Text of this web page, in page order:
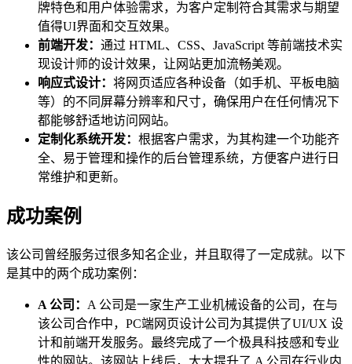
牌特色和用户体验需求，为客户定制符合其需求与期望
值得UI界面和交互效果。
前端开发： 通过 HTML、CSS、JavaScript 等前端技术实
现设计师的设计效果，让网站更加流畅美观。
响应式设计： 将网页适应各种设备（如手机、平板电脑
等）的不同屏幕分辨率和尺寸，确保用户在任何情况下
都能够舒适地访问网站。
定制化系统开发： 根据客户需求，为其构建一个功能齐
全、易于管理和操作的后台管理系统，方便客户进行日
常维护和更新。
成功案例
该公司曾经服务过很多知名企业，并且取得了一定成就。以下
是其中的两个成功案例：
A 公司： A 公司是一家生产工业机械设备的公司，在与
该公司合作中，PC端网页设计公司为其提供了UI/UX 设
计和前端开发服务。最终完成了一个极具科技感和专业
性的网站。该网站上线后，大大提升了 A 公司在行业内